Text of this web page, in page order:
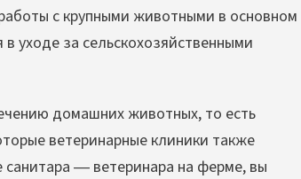
с крупными животными в основном
уходе за сельскохозяйственными
домашних животных, то есть
ветеринарные клиники также
санитара — ветеринара на ферме, вы